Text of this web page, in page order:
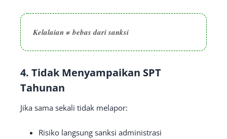
Kelalaian ≠ bebas dari sanksi
4. Tidak Menyampaikan SPT
Tahunan
Jika sama sekali tidak melapor:
Risiko langsung sanksi administrasi